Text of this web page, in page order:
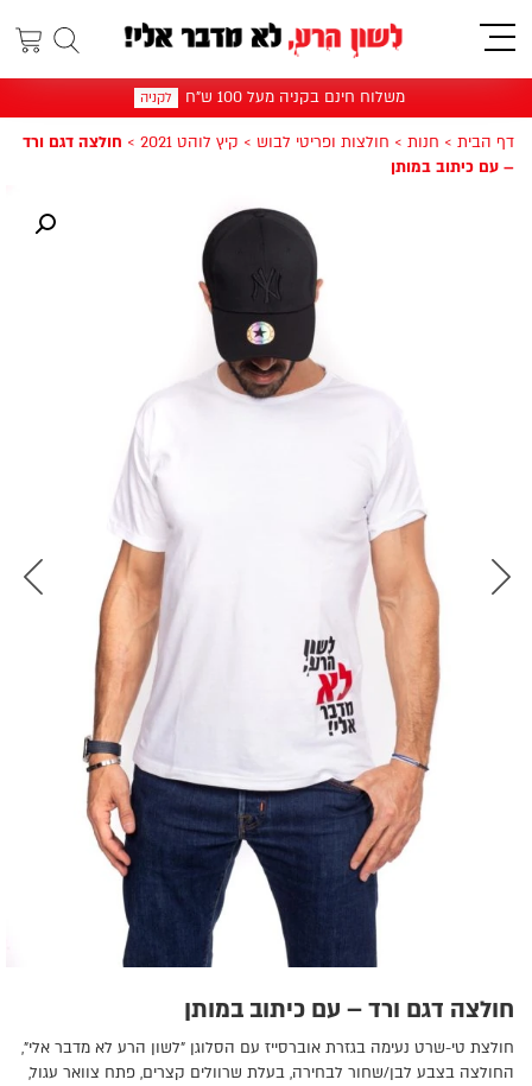
תפריט
משלוח חינם בקניה מעל 100 ש"ח לקניה
דף הבית > חנות > חולצות ופריטי לבוש > קיץ לוהט 2021 > חולצה דגם ורד
– עם כיתוב במותן
חולצה דגם ורד – עם כיתוב במותן
חולצת טי-שרט נעימה בגזרת אוברסייז עם הסלוגן "לשון הרע לא מדבר אלי",
החולצה בצבע לבן/שחור לבחירה, בעלת שרוולים קצרים, פתח צוואר עגול,